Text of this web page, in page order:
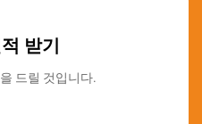
받기
드릴 것입니다.